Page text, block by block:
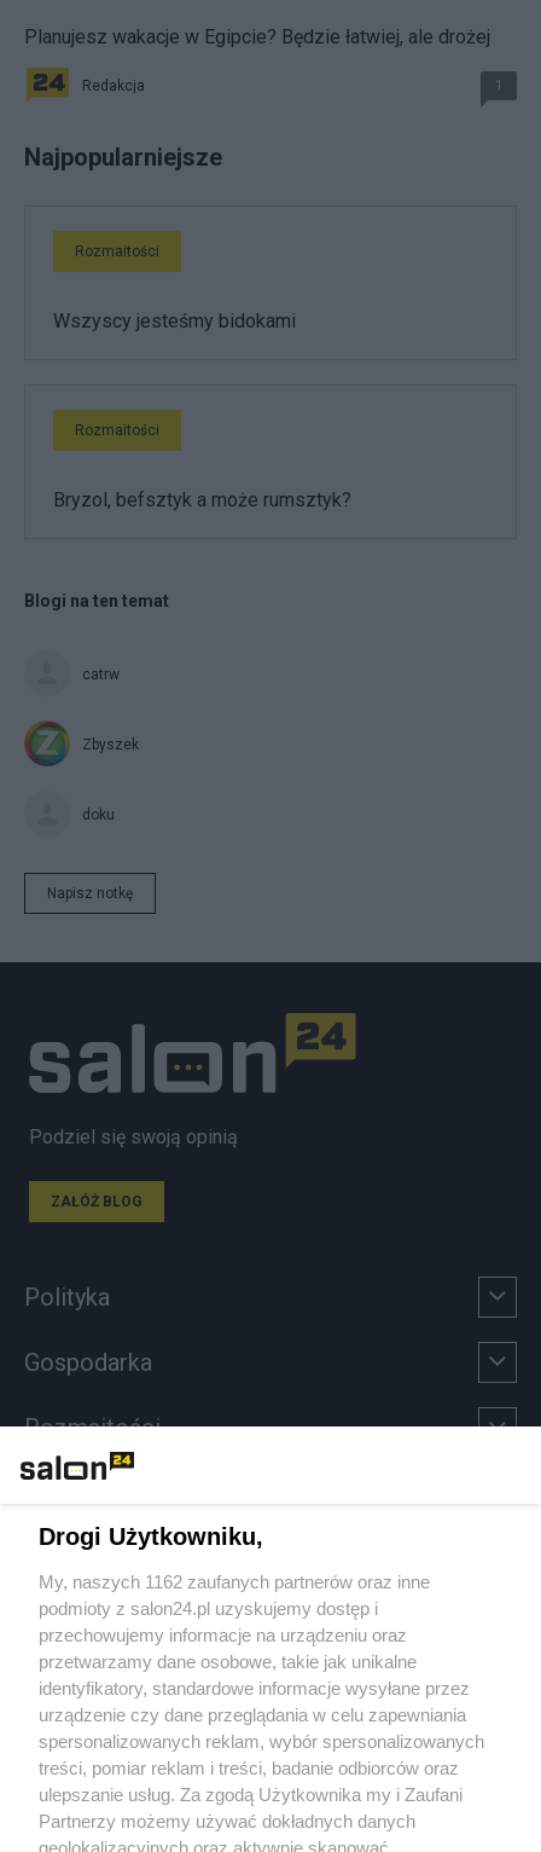
Planujesz wakacje w Egipcie? Będzie łatwiej, ale drożej
Redakcja 1
Najpopularniejsze
Rozmaitości
Wszyscy jesteśmy bidokami
Rozmaitości
Bryzol, befsztyk a może rumsztyk?
Blogi na ten temat
catrw
Zbyszek
doku
Napisz notkę
Podziel się swoją opinią
ZAŁÓŻ BLOG
Polityka
Gospodarka
Rozmaitości
Sport
Społeczeństwo
Kultura
X Facebook Instagram Youtube
Drogi Użytkowniku,
My, naszych 1162 zaufanych partnerów oraz inne
podmioty z salon24.pl uzyskujemy dostęp i
przechowujemy informacje na urządzeniu oraz
przetwarzamy dane osobowe, takie jak unikalne
identyfikatory, standardowe informacje wysyłane przez
urządzenie czy dane przeglądania w celu zapewniania
spersonalizowanych reklam, wybór spersonalizowanych
treści, pomiar reklam i treści, badanie odbiorców oraz
ulepszanie usług. Za zgodą Użytkownika my i Zaufani
Partnerzy możemy używać dokładnych danych
geolokalizacyjnych oraz aktywnie skanować